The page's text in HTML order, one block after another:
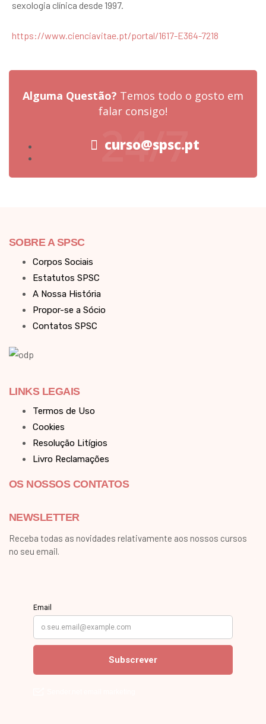
sexologia clínica desde 1997.
https://www.cienciavitae.pt/portal/1617-E364-7218
Alguma Questão? Temos todo o gosto em
falar consigo!
curso@spsc.pt
24/7
SOBRE A SPSC
Corpos Sociais
Estatutos SPSC
A Nossa História
Propor-se a Sócio
Contatos SPSC
LINKS LEGAIS
Termos de Uso
Cookies
Resolução Litígios
Livro Reclamações
OS NOSSOS CONTATOS
NEWSLETTER
Receba todas as novidades relativamente aos nossos cursos
no seu email.